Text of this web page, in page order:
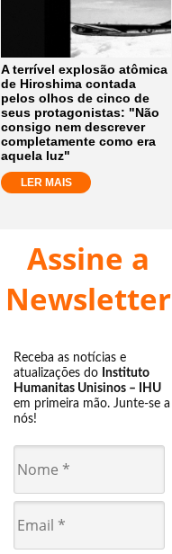
A terrível explosão atômica
de Hiroshima contada
pelos olhos de cinco de
seus protagonistas: "Não
consigo nem descrever
completamente como era
aquela luz"
LER MAIS
Assine a
Newsletter
Receba as notícias e
atualizações do Instituto
Humanitas Unisinos – IHU
em primeira mão. Junte-se a
nós!